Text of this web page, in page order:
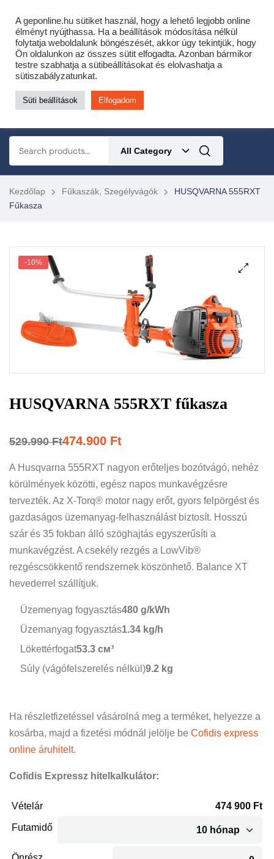
Cofidis expressz online áruhitel 0 % THM-el 10 hónapra!
Most minden akciós HQ láncfűrészhez ajándékba adunk egy fűrészláncot!
Részletek ide kattintva!
KERTÉSZETI – ERDÉSZETI – ÉPÍTŐIPARI GÉP WEBSHOP
All Category
Kezdőlap Fűkaszák, Szegélyvágók
HUSQVARNA 555RXT
Fűkasza
-10%
HUSQVARNA 555RXT fűkasza
529.990Ft474.900 Ft
A Husqvarna 555RXT nagyon erőteljes bozótvágó, nehéz
körülmények közötti, egész napos munkavégzésre
tervezték. Az X-Torq® motor nagy erőt, gyors felpörgést és
gazdaságos üzemanyag-felhasználást biztosít. Hosszú
szár és 35 fokban álló szöghajtás egyszerűsíti a
munkavégzést. A csekély rezgés a LowVib®
rezgéscsökkentő rendszernek köszönhető. Balance XT
hevederrel szállítjuk.
Üzemenyag fogyasztás480 g/kWh
Üzemanyag fogyasztás1.34 kg/h
Lökettérfogat53.3 см³
Súly (vágófelszerelés nélkül)9.2 kg
Ha részletfizetéssel vásárolná meg a terméket, helyezze a
kosárba, majd a fizetési módnál jelölje be Cofidis express
online áruhitelt.
Cofidis Expressz hitelkalkulátor:
A geponline.hu sütiket használ, hogy a lehető legjobb online
élményt nyújthassa. Ha a beállítások módosítása nélkül
folytatja weboldalunk böngészését, akkor úgy tekintjük, hogy
Ön oldalunkon az összes sütit elfogadta. Azonban bármikor
testre szabhatja a sütibeállításokat és elolvashatja a
sütiszabályzatunkat.
Süti beállítások Elfogadom